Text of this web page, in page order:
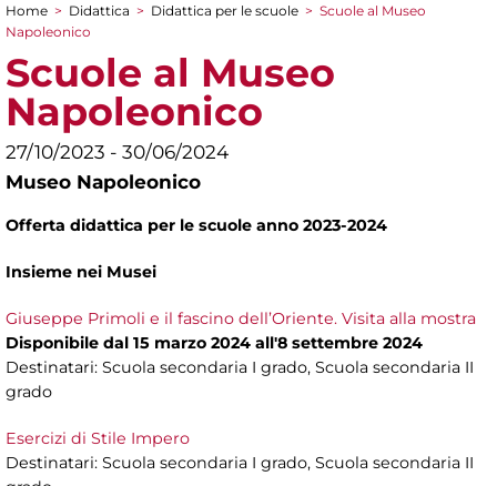
Tu sei qui
Home > Didattica > Didattica per le scuole > Scuole al Museo
Napoleonico
Scuole al Museo
Napoleonico
27/10/2023 - 30/06/2024
Museo Napoleonico
Offerta didattica per le scuole anno 2023-2024
Insieme nei Musei
Giuseppe Primoli e il fascino dell’Oriente. Visita alla mostra
Disponibile dal 15 marzo 2024 all'8 settembre 2024
Destinatari: Scuola secondaria I grado, Scuola secondaria II
grado
Esercizi di Stile Impero
Destinatari: Scuola secondaria I grado, Scuola secondaria II